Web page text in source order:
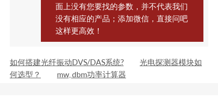
面上没有您要找的参数，并不代表我们
没有相应的产品；添加微信，直接问吧
这样更高效！
如何搭建光纤振动DVS/DAS系统?
光电探测器模块如
何选型？
mw, dbm功率计算器